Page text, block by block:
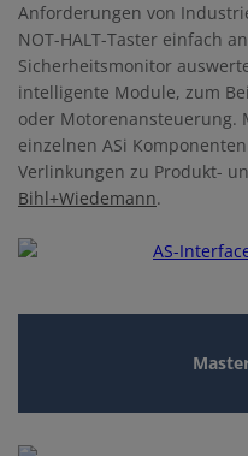
Anforderungen von
NOT-HALT-Taster einfach
Sicherheitsmonitor
intelligente Module, zum
oder Motorenansteuerung.
einzelnen ASi
Verlinkungen zu Produkt-
Bihl+Wiedemann.